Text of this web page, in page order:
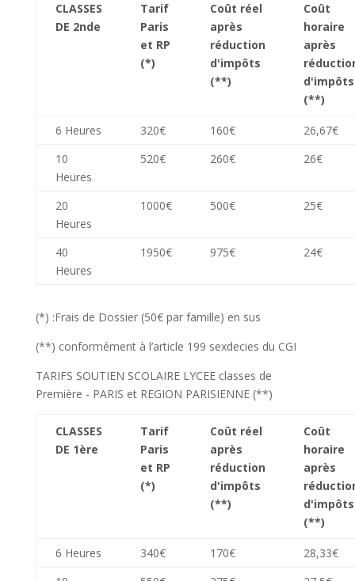
CLASSES
DE 2nde
Tarif
Paris
et RP
(*)
Coût réel
après
réduction
d'impôts
(**)
Coût
horaire
après
d'impôts
(**)
6 Heures 320€ 160€
26,67€
10
Heures
520€ 260€ 26€
20
Heures
1000€ 500€ 25€
40
Heures
1950€ 975€ 24€
(*) :Frais de Dossier (50€ par famille) en sus
(**) conformément à l’article 199 sexdecies du CGI
TARIFS SOUTIEN SCOLAIRE LYCEE classes de
Première - PARIS et REGION PARISIENNE (**)
CLASSES
DE 1ère
Tarif
Paris
et RP
(*)
Coût réel
après
réduction
d'impôts
(**)
Coût
horaire
après
d'impôts
(**)
6 Heures 340€ 170€
28,33€